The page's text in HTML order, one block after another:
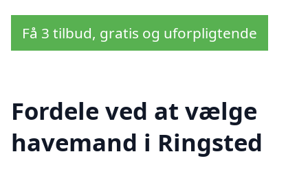
Få 3 tilbud, gratis og uforpligtende
Fordele ved at vælge
havemand i Ringsted